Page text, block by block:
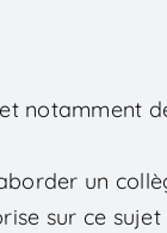
notamment
un
sur ce